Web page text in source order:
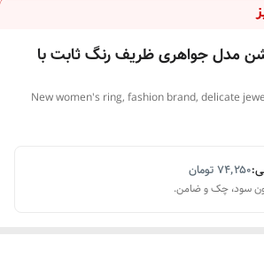
فشن مدل جواهری ظریف رنگ ثابت با
New women's ring, fashion brand, delicate
۷۴٬۲۵۰تومان